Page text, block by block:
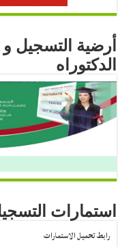
أرضية التسجيل
الدكتوراه
استمارات
رابط تحميل الاستمارات